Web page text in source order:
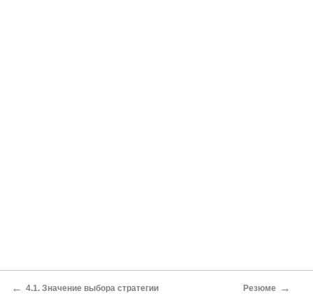
← 4.1. Значение выбора стратегии Резюме →